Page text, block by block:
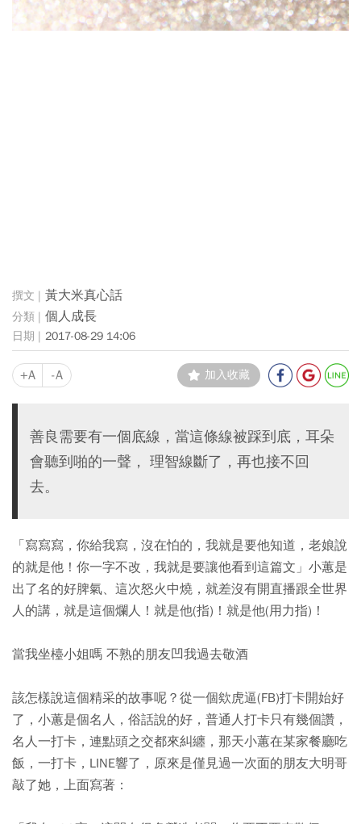
黃大米真心話
個人成長
2017-08-29 14:06
+A -A 加入收藏
善良需要有一個底線，當這條線被踩到底，耳朵
會聽到啪的一聲， 理智線斷了，再也接不回
去。
「寫寫寫，你給我寫，沒在怕的，我就是要他知道，老娘說
的就是他！你一字不改，我就是要讓他看到這篇文」小蕙是
出了名的好脾氣、這次怒火中燒，就差沒有開直播跟全世界
人的講，就是這個爛人！就是他(指)！就是他(用力指)！
當我坐檯小姐嗎 不熟的朋友凹我過去敬酒
該怎樣說這個精采的故事呢？從一個欸虎逼(FB)打卡開始好
了，小蕙是個名人，俗話說的好，普通人打卡只有幾個讚，
名人一打卡，連點頭之交都來糾纏，那天小蕙在某家餐廳吃
飯，一打卡，LINE響了，原來是僅見過一次面的朋友大明哥
敲了她，上面寫著：